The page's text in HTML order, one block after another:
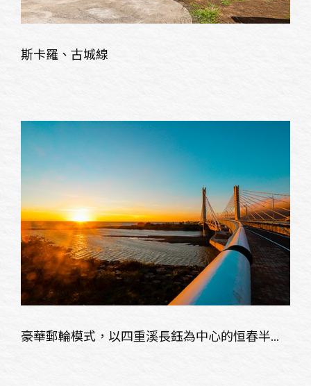
斯卡羅、古城線
豪華郵輪模式，以四重溪長鈺為中心的恒春半...